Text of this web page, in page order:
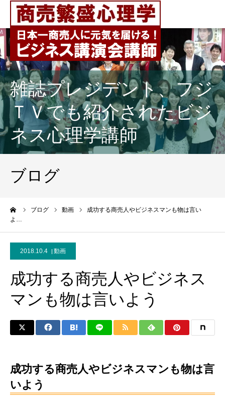
雑誌プレジデント、フジ
ＴＶでも紹介されたビジ
ネス心理学講師
ブログ
ブログ 動画
成功する商売人やビジネスマンも物は言い
よ…
2018.10.4 動画
成功する商売人やビジネス
マンも物は言いよう
成功する商売人やビジネスマンも物は言
いよう